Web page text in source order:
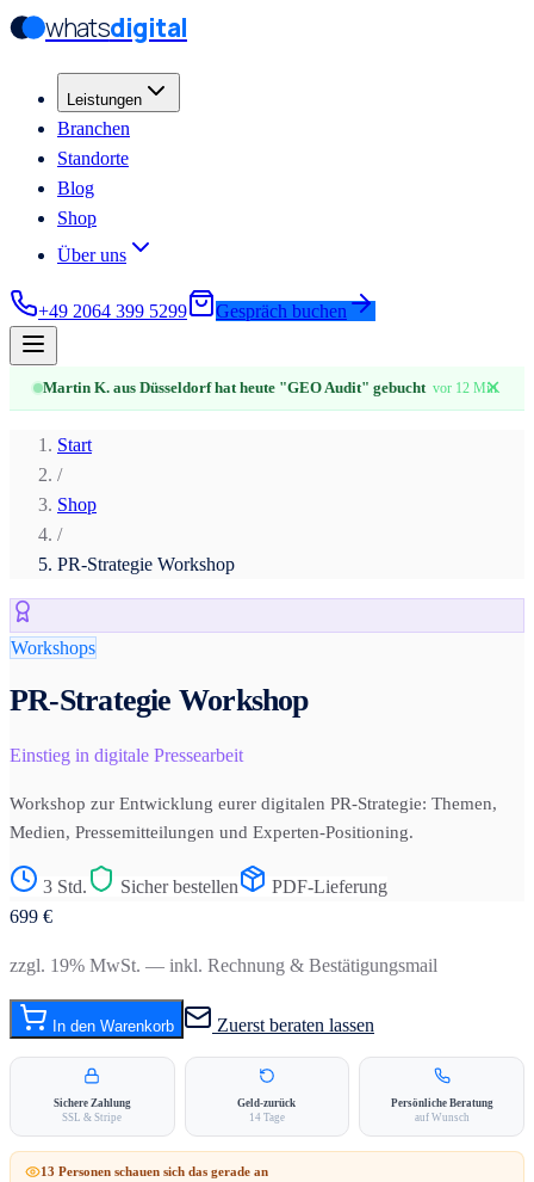
Zum Hauptinhalt springen
Zum Hauptinhalt springen
whatsdigital
Leistungen
Branchen
Standorte
Blog
Shop
Über uns
+49 2064 399 5299 Gespräch buchen
Martin K. aus Düsseldorf hat heute "GEO Audit" gebucht vor 12 Min.
✕
Start
/
Shop
/
PR-Strategie Workshop
Workshops
PR-Strategie Workshop
Einstieg in digitale Pressearbeit
Workshop zur Entwicklung eurer digitalen PR-Strategie: Themen,
Medien, Pressemitteilungen und Experten-Positioning.
3 Std. Sicher bestellen
PDF-Lieferung
699 €
zzgl. 19% MwSt. — inkl. Rechnung & Bestätigungsmail
In den Warenkorb Zuerst beraten lassen
Sichere Zahlung
SSL & Stripe
Geld-zurück
14 Tage
Persönliche Beratung
auf Wunsch
13 Personen schauen sich das gerade an